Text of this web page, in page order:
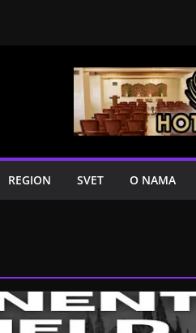
REGION SVET O NAMA